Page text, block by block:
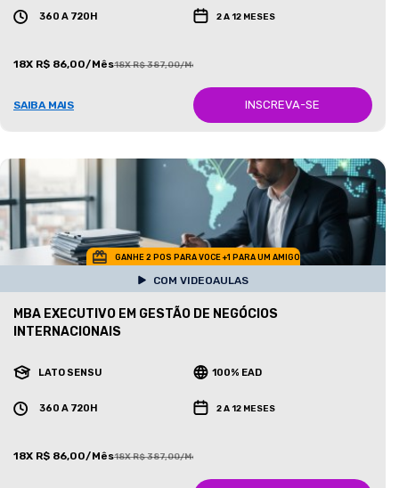
360 A 720H 2 A 12 MESES
18X R$ 86,00/Mês18X R$ 387,00/Mês
SAIBA MAIS INSCREVA-SE
GANHE 2 POS PARA VOCE +1 PARA UM AMIGO
COM VIDEOAULAS
MBA EXECUTIVO EM GESTÃO DE NEGÓCIOS
INTERNACIONAIS
LATO SENSU 100% EAD
360 A 720H 2 A 12 MESES
18X R$ 86,00/Mês18X R$ 387,00/Mês